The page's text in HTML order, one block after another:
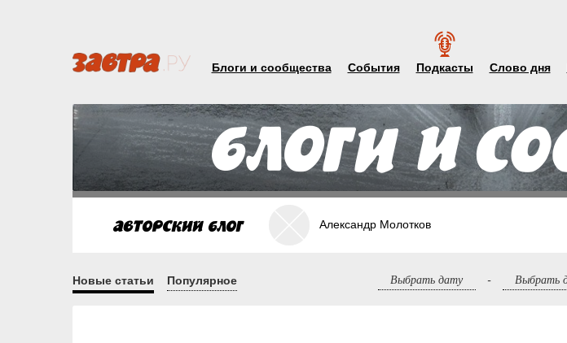
Блоги и сообщества События Подкасты Слово дня
Александр Молотков
Новые статьи Популярное -